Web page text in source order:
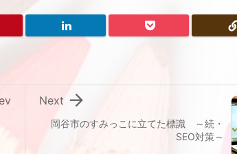
岡谷市のすみっこに立てた標識 ～続・
SEO対策～

Next